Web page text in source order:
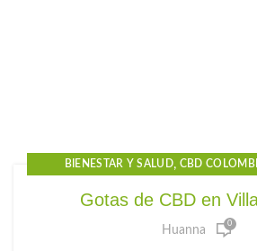
BIENESTAR Y SALUD, CBD
CBD PRECIO ,CBD VILLAVICENCIO,
GOTAS PARA LA ANSIEDAD,HUANNA
Gotas de CBD en
Huanna 0